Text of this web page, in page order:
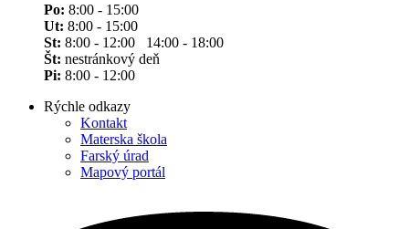
Po: 8:00 - 15:00
Ut: 8:00 - 15:00
St: 8:00 - 12:00 14:00 - 18:00
Št: nestránkový deň
Pi: 8:00 - 12:00
Rýchle odkazy
Kontakt
Materska škola
Farský úrad
Mapový portál